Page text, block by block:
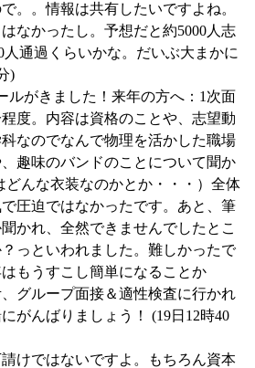
。。情報は共有したいですよね。
なかったし。予想だと約5000人志
人通過くらいかな。だいぶ大まかに
)
ルがきました！来年の方へ：1次面
度。内容は資格のことや、志望動
なのでなんで物理を活かした職場
趣味のバンドのことについて聞か
どんな衣装なのかとか・・・）全体
圧迫ではなかったです。あと、筆
かれ、全然できませんでしたとこ
っといわれました。難しかったで
もうすこし簡単になることか
グループ面接＆適性検査に行かれ
がんばりましょう！ (19日12時40
けではないですよ。もちろん資本